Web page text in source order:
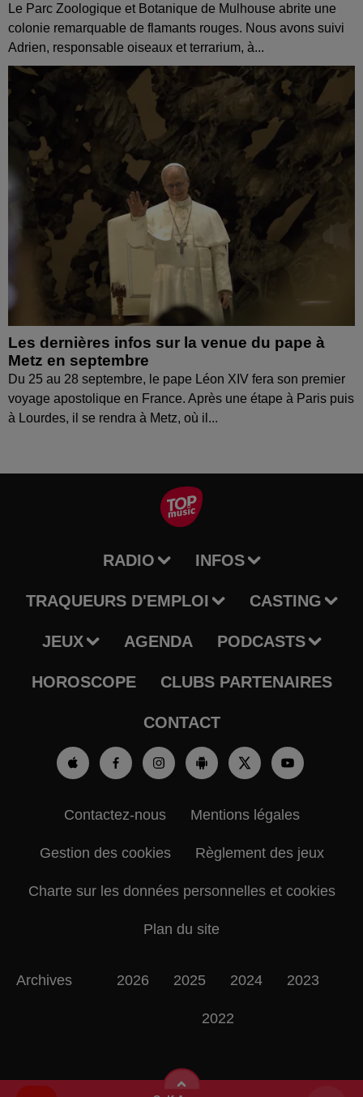
Le Parc Zoologique et Botanique de Mulhouse abrite une
colonie remarquable de flamants rouges. Nous avons suivi
Adrien, responsable oiseaux et terrarium, à...
Les dernières infos sur la venue du pape à
Metz en septembre
Du 25 au 28 septembre, le pape Léon XIV fera son premier
voyage apostolique en France. Après une étape à Paris puis
à Lourdes, il se rendra à Metz, où il...
RADIO INFOS
TRAQUEURS D'EMPLOI CASTING
JEUX AGENDA PODCASTS
HOROSCOPE CLUBS PARTENAIRES
CONTACT
Contactez-nous Mentions légales
Gestion des cookies Règlement des jeux
Charte sur les données personnelles et cookies
Plan du site
Archives 2026 2025 2024 2023
2022